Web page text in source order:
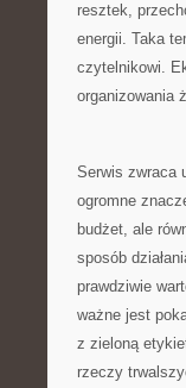
resztek,
energii. Taka
czytelnikowi.
organizowania
Serwis zwraca
ogromne
budżet, ale
sposób
prawdziwie
ważne jest
z zieloną
rzeczy